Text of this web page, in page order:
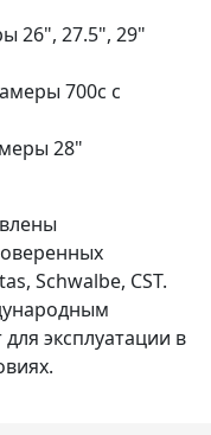
26", 27.5", 29"
700c с
28"
Schwalbe, CST.
эксплуатации в